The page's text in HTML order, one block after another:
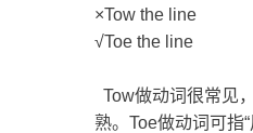
×Tow the line
√Toe the line
Tow做动词很常见
熟。Toe做动词可指